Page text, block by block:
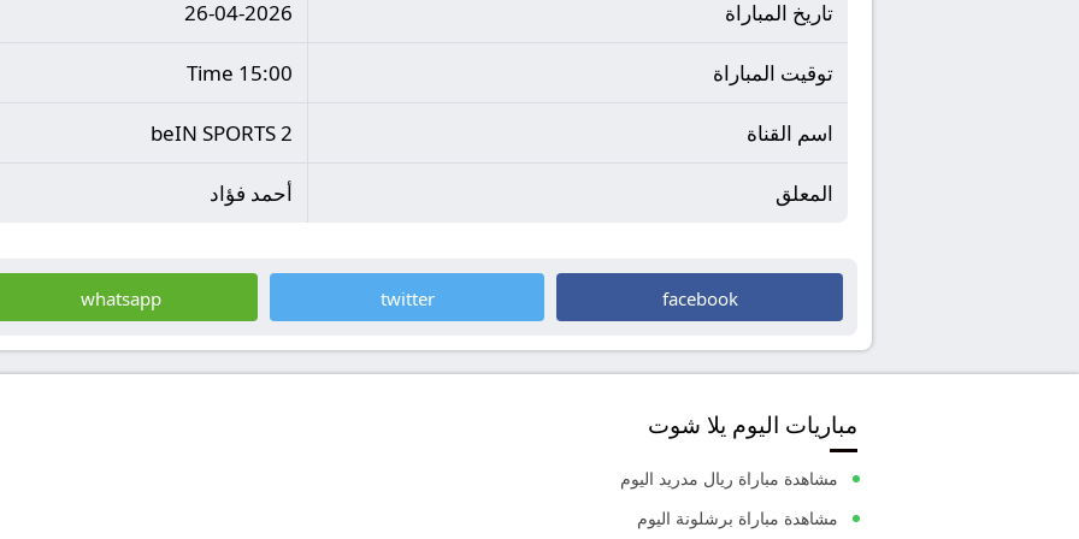
تاريخ المباراة 26-04-2026
توقيت المباراة 15:00 Time
اسم القناة beIN SPORTS 2
المعلق أحمد فؤاد
facebook
twitter
whatsapp
مباريات اليوم يلا شوت
مشاهدة مباراة ريال مدريد اليوم
مشاهدة مباراة برشلونة اليوم